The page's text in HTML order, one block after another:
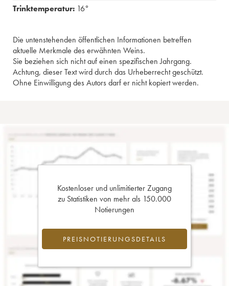
Trinktemperatur: 16°
Die untenstehenden öffentlichen Informationen betreffen
aktuelle Merkmale des erwähnten Weins.
Sie beziehen sich nicht auf einen spezifischen Jahrgang.
Achtung, dieser Text wird durch das Urheberrecht geschützt.
Ohne Einwilligung des Autors darf er nicht kopiert werden.
Kostenloser und unlimitierter Zugang
zu Statistiken von mehr als 150.000
Notierungen
PREISNOTIERUNGSDETAILS